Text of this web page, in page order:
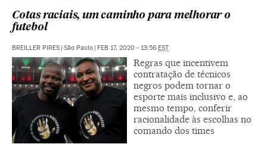
Cotas raciais, um caminho para melhorar o
futebol
BREILLER PIRES | São Paulo | FEB 17, 2020 - 13:56 EST
Regras que incentivem
contratação de técnicos
negros podem tornar o
esporte mais inclusivo e, ao
mesmo tempo, conferir
racionalidade às escolhas no
comando dos times